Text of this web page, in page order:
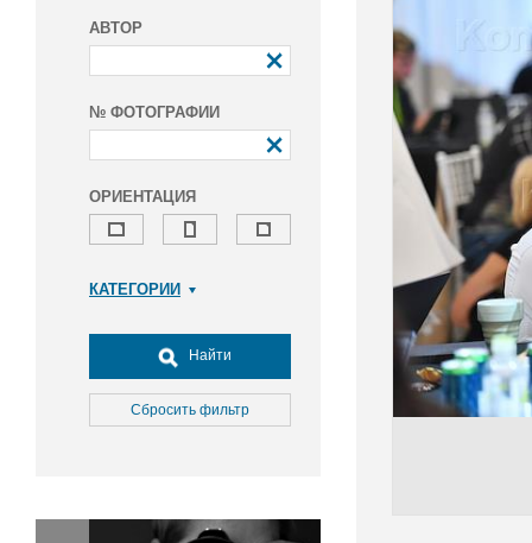
АВТОР
№ ФОТОГРАФИИ
ОРИЕНТАЦИЯ
КАТЕГОРИИ
Досуг, туризм и отдых
Культура
Медицина
Окружающая среда
Найти
Сбросить фильтр